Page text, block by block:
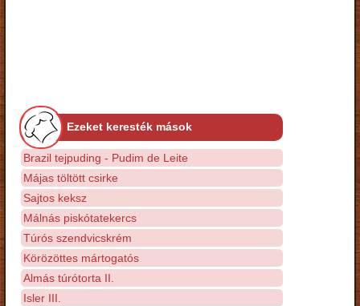
Ezeket keresték mások
Brazil tejpuding - Pudim de Leite
Májas töltött csirke
Sajtos keksz
Málnás piskótatekercs
Túrós szendvicskrém
Körözöttes mártogatós
Almás túrótorta II.
Isler III.